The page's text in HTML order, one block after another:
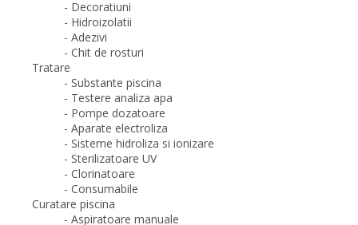
- Decoratiuni
- Hidroizolatii
- Adezivi
- Chit de rosturi
Tratare
- Substante piscina
- Testere analiza apa
- Pompe dozatoare
- Aparate electroliza
- Sisteme hidroliza si ionizare
- Sterilizatoare UV
- Clorinatoare
- Consumabile
Curatare piscina
- Aspiratoare manuale